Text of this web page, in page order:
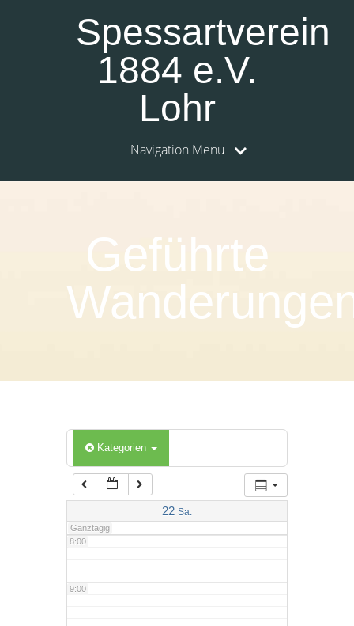
Spessartverein
1884 e.V.
Lohr
Navigation Menu
Geführte
Kategorien
22 Sa.
Ganztägig
3:00
6:00
7:00
8:00
9:00